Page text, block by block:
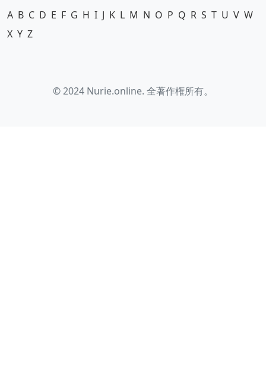
A B C D E F G H I J K L M N O P Q R S T U V W
X Y Z
© 2024 Nurie.online. 全著作権所有。